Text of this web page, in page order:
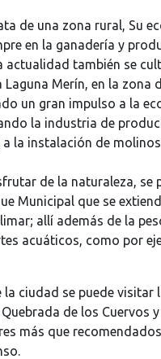
de una zona rural, Su
en la ganadería y
actualidad también se
Laguna Merín, en la zona
un gran impulso a la
la industria de
la instalación de
de la naturaleza, se
Municipal que se
allí además de la
acuáticos, como por
la ciudad se puede visitar
de los Cuervos
más que